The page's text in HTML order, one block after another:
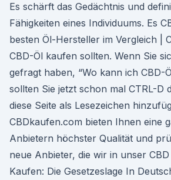
Es schärft das Gedächtnis und
Fähigkeiten eines Individuums. Es
besten Öl-Hersteller im Vergleich |
CBD-Öl kaufen sollten. Wenn Sie
gefragt haben, “Wo kann ich CBD-
sollten Sie jetzt schon mal CTRL-D
diese Seite als Lesezeichen
CBDkaufen.com bieten Ihnen eine
Anbietern höchster Qualität und
neue Anbieter, die wir in unser
Kaufen: Die Gesetzeslage In